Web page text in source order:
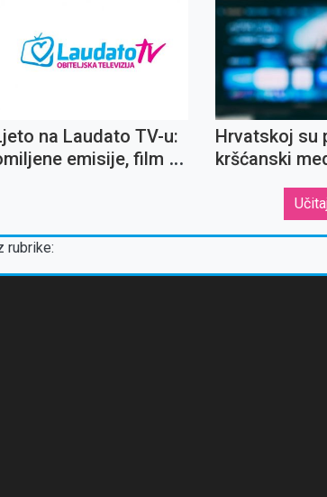
na Laudato TV-u:
emisije, film o
Hrvatskoj su
kršćanski
rubrike: